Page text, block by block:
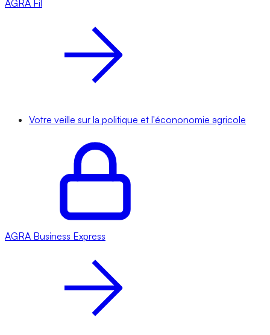
AGRA Fil
Votre veille sur la politique et l'écononomie agricole
AGRA Business Express